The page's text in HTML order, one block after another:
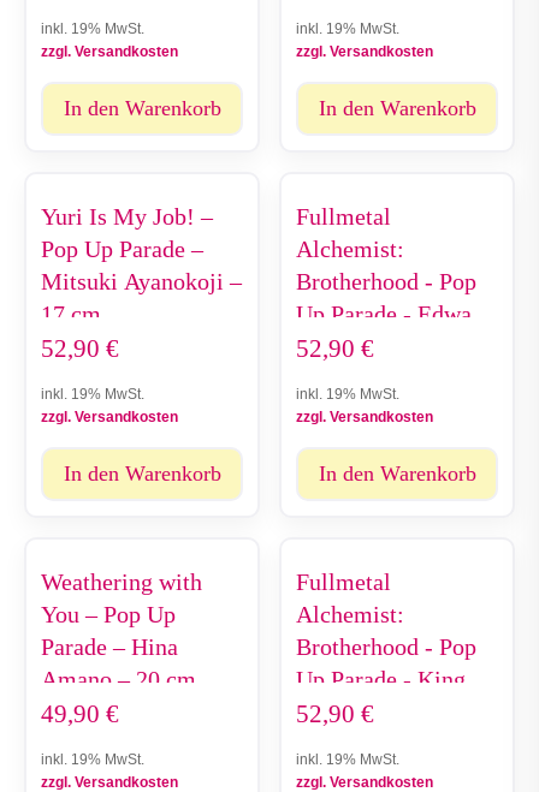
inkl. 19% MwSt.
zzgl. Versandkosten
In den Warenkorb
inkl. 19% MwSt.
zzgl. Versandkosten
In den Warenkorb
Yuri Is My Job! –
Pop Up Parade –
Mitsuki Ayanokoji –
17 cm
52,90 €
inkl. 19% MwSt.
zzgl. Versandkosten
In den Warenkorb
Fullmetal
Alchemist:
Brotherhood - Pop
Up Parade - Edward
Elric - 16 cm
52,90 €
inkl. 19% MwSt.
zzgl. Versandkosten
In den Warenkorb
Weathering with
You – Pop Up
Parade – Hina
Amano – 20 cm
49,90 €
inkl. 19% MwSt.
zzgl. Versandkosten
Fullmetal
Alchemist:
Brotherhood - Pop
Up Parade - King
Bradley - 18 cm
52,90 €
inkl. 19% MwSt.
zzgl. Versandkosten